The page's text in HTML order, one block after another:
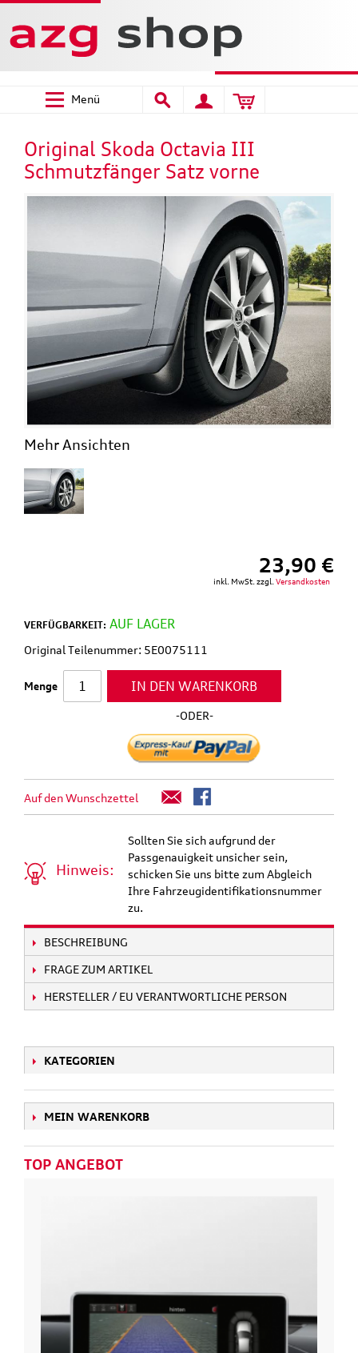
Menü
Original Skoda Octavia III
Schmutzfänger Satz vorne
Mehr Ansichten
23,90 €
inkl. MwSt. zzgl. Versandkosten
VERFÜGBARKEIT: AUF LAGER
Original Teilenummer: 5E0075111
Menge IN DEN WARENKORB
-ODER-
Auf den Wunschzettel
Hinweis:
Sollten Sie sich aufgrund der
Passgenauigkeit unsicher sein,
schicken Sie uns bitte zum Abgleich
Ihre Fahrzeugidentifikationsnummer
zu.
BESCHREIBUNG
FRAGE ZUM ARTIKEL
HERSTELLER / EU VERANTWORTLICHE PERSON
KATEGORIEN
MEIN WARENKORB
TOP ANGEBOT